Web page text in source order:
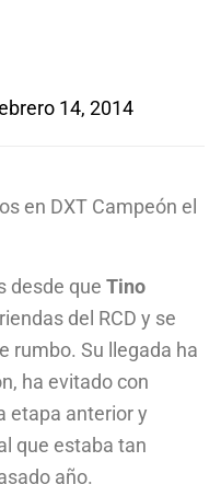
14, 2014
en DXT Campeón el
desde que Tino
del RCD y se
rumbo. Su llegada ha
ha evitado con
etapa anterior y
que estaba tan
año.